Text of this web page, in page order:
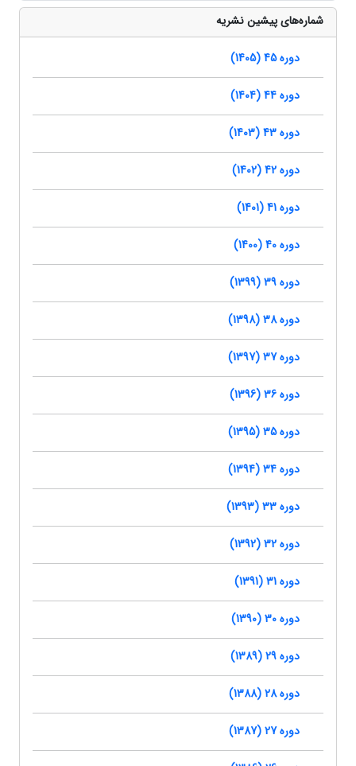
شماره‌های پیشین نشریه
دوره 45 (1405)
دوره 44 (1404)
دوره 43 (1403)
دوره 42 (1402)
دوره 41 (1401)
دوره 40 (1400)
دوره 39 (1399)
دوره 38 (1398)
دوره 37 (1397)
دوره 36 (1396)
دوره 35 (1395)
دوره 34 (1394)
دوره 33 (1393)
دوره 32 (1392)
دوره 31 (1391)
دوره 30 (1390)
دوره 29 (1389)
دوره 28 (1388)
دوره 27 (1387)